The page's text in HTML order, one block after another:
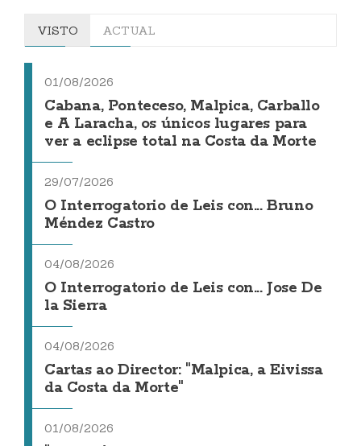
VISTO ACTUAL
01/08/2026
Cabana, Ponteceso, Malpica, Carballo
e A Laracha, os únicos lugares para
ver a eclipse total na Costa da Morte
29/07/2026
O Interrogatorio de Leis con... Bruno
Méndez Castro
04/08/2026
O Interrogatorio de Leis con... Jose De
la Sierra
04/08/2026
Cartas ao Director: "Malpica, a Eivissa
da Costa da Morte"
01/08/2026